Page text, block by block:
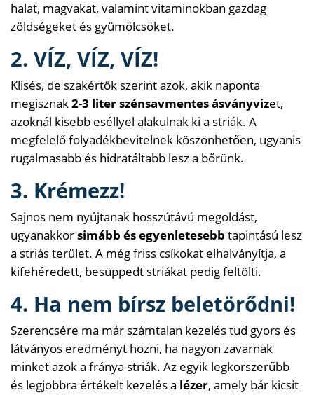
halat, magvakat, valamint vitaminokban gazdag
zöldségeket és gyümölcsöket.
2. VÍZ, VÍZ, VÍZ!
Klisés, de szakértők szerint azok, akik naponta
megisznak2-3 liter szénsavmentes ásványvizet,
azoknál kisebb eséllyel alakulnak ki a striák. A
megfelelő folyadékbevitelnek köszönhetően, ugyanis
rugalmasabb és hidratáltabb lesz a bőrünk.
3. Krémezz!
Sajnos nem nyújtanak hosszútávú megoldást,
ugyanakkorsimább és egyenletesebb tapintású lesz
a striás terület. A még friss csíkokat elhalványítja, a
kifehéredett, besüppedt striákat pedig feltölti.
4. Ha nem bírsz beletörődni!
Szerencsére ma már számtalan kezelés tud gyors és
látványos eredményt hozni, ha nagyon zavarnak
minket azok a fránya striák. Az egyik legkorszerűbb
és legjobbra értékelt kezelés a lézer, amely bár kicsit